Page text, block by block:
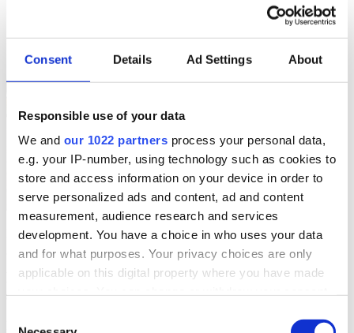
Consent Details Ad Settings About
Responsible use of your data
We and our 1022 partners process your personal data,
e.g. your IP-number, using technology such as cookies to
store and access information on your device in order to
serve personalized ads and content, ad and content
measurement, audience research and services
development. You have a choice in who uses your data
and for what purposes. Your privacy choices are only
applicable on this digital property where you have made
the Privacy trigger icon.
Lien vers le site : www.depikke.be
La quincaillerie De Pikke active maintenant aussi l'e-
shop et le Sales MOBile de Dimasys
De Pikke Industrie N.V. (Zele) parvient à surmonter sans problème